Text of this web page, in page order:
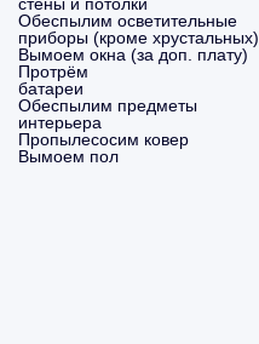
Обеспылим осветительные
приборы (кроме хрустальных)
Вымоем окна (за доп. плату)
Протрём
батареи
Обеспылим предметы
интерьера
Пропылесосим ковер
Вымоем пол